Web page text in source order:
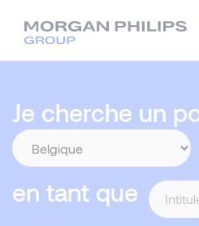
Je cherche un
en tant que